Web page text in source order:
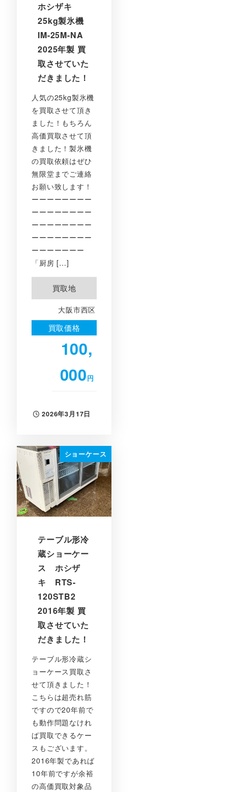
ホシザキ
25kg製氷機
IM-25M-NA
2025年製 買
取させていた
だきました！
人気の25kg製氷機
を買取させて頂き
ました！もちろん
高価買取させて頂
きました！製氷機
の買取依頼はぜひ
無限堂までご連絡
お願い致します！
ーーーーーーーー
ーーーーーーーー
ーーーーーーーー
ーーーーーーーー
ーーーーーーー
「厨房 […]
買取地
大阪市西区
買取価格
100,
000円
投稿日
2026年3月17日
ショーケース
テーブル形冷
蔵ショーケー
ス ホシザ
キ RTS-
120STB2
2016年製 買
取させていた
だきました！
テーブル形冷蔵シ
ョーケース買取さ
せて頂きました！
こちらは超売れ筋
ですので20年前で
も動作問題なけれ
ば買取できるケー
スもございます。
2016年製であれば
10年前ですが余裕
の高価買取対象品